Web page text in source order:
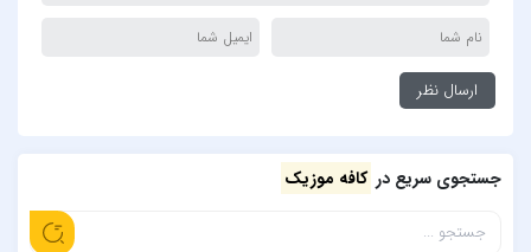
جستجوی سریع در کافه موزیک